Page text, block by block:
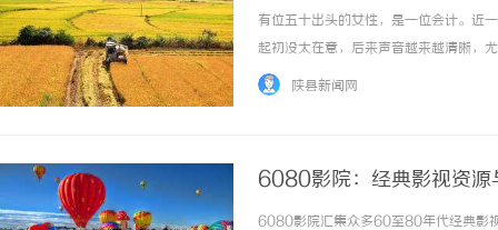
有位五十出头的女性，是一位会计。近
起初没太在意，后来声音越来越清晰，
的是头部昏沉，像戴了个紧箍，记忆力
陕县新闻网
6080影院：经典影视资源
6080影院汇集众多60至80年代经典影